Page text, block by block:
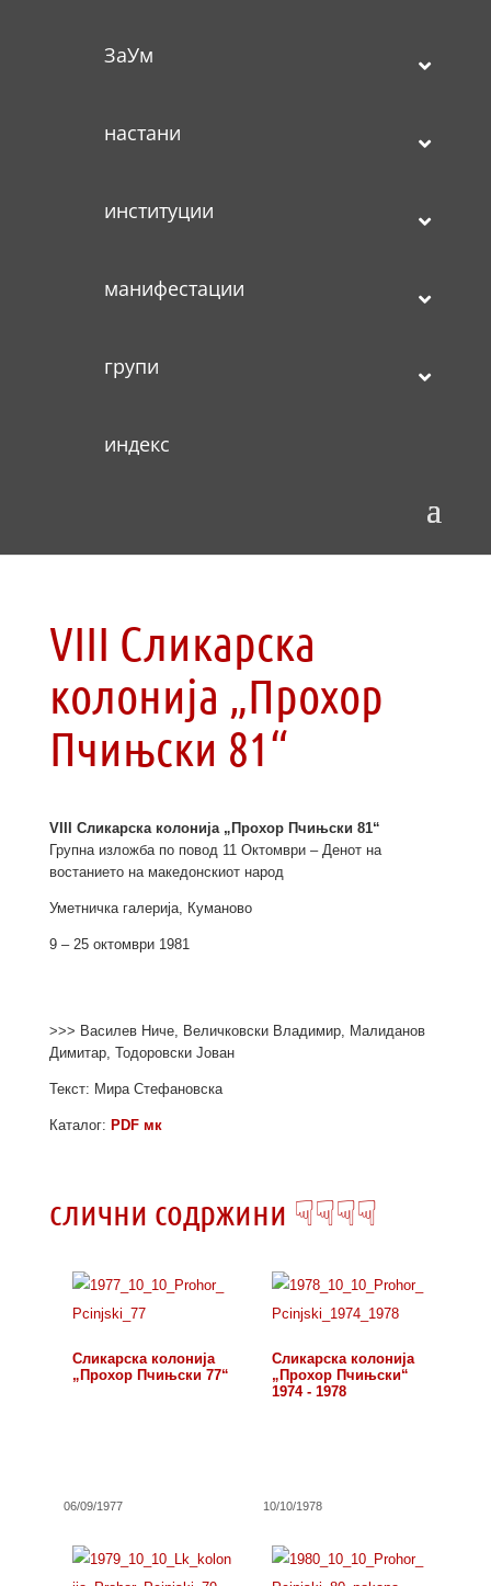
ЗаУм
настани
институции
манифестации
групи
индекс
VIII Сликарска
колонија „Прохор
Пчињски 81“
VIII Сликарска колонија „Прохор Пчињски 81“
Групна изложба по повод 11 Октомври – Денот на
востанието на македонскиот народ
Уметничка галерија, Куманово
9 – 25 октомври 1981
>>> Василев Ниче, Величковски Владимир, Малиданов
Димитар, Тодоровски Јован
Текст: Мира Стефановска
Каталог: PDF мк
слични содржини ☟☟☟☟
Сликарска колонија
„Прохор Пчињски 77“
06/09/1977
Сликарска колонија
„Прохор Пчињски“
1974 - 1978
10/10/1978